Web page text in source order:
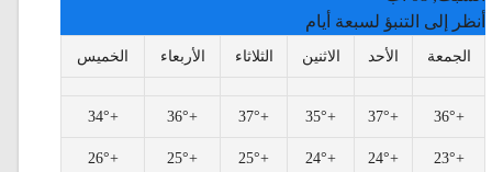
أنظر إلى التنبؤ لسبعة أيام
الجمعة الأحد الاثنين الثلاثاء الأربعاء الخميس
+
36°
+
37°
+
35°
+
37°
+
36°
+
34°
+
23°
+
24°
+
24°
+
25°
+
25°
+
26°